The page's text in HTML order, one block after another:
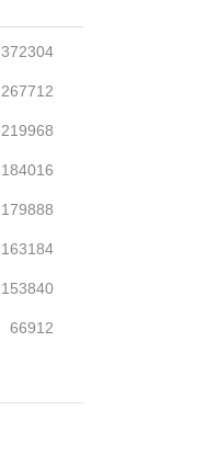
372304
267712
219968
184016
179888
163184
153840
66912